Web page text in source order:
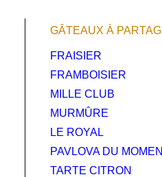
GÂTEAUX À
FRAISIER
FRAMBOISIER
MILLE CLUB
MURMÛRE
LE ROYAL
PAVLOVA DU
TARTE CITRON